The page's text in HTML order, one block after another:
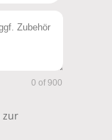
0 of 900
zur